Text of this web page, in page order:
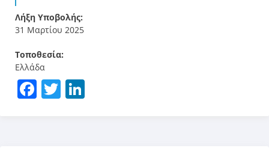
Λήξη Υποβολής:
31 Μαρτίου 2025
Τοποθεσία:
Ελλάδα
Facebook
Twitter